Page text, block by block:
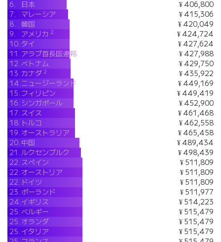
6. 日本
¥ 406,800
7.
マレーシア
¥ 415,306
8.
韓国
¥ 420,049
9.
アメリカ 2
¥ 424,724
10.タイ
¥ 427,624
11. アラブ首長国連邦
¥ 427,988
12.ベトナム
¥ 429,750
13.カナダ 2
¥ 435,922
14.ニュージーランド
¥ 449,169
15. フィリピン
¥ 449,419
16. シンガポール
¥ 452,900
17. スイス
¥ 461,468
18. トルコ
¥ 462,558
19.オーストラリア
¥ 465,458
20. 中国
¥ 489,434
21.ルクセンブルク
¥ 498,439
22. スペイン
¥ 511,809
22.オーストリア
¥ 511,809
22. ドイツ
¥ 511,809
23. ポーランド
¥ 511,977
24.イギリス
¥ 514,223
25.ベルギー
¥ 515,479
25.オランダ
¥ 515,479
25. イタリア
¥ 515,479